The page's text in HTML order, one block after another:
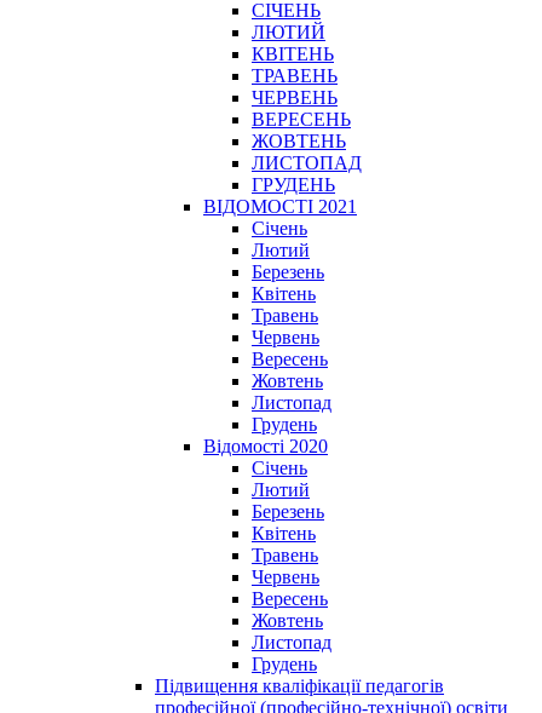
СІЧЕНЬ
ЛЮТИЙ
КВІТЕНЬ
ТРАВЕНЬ
ЧЕРВЕНЬ
ВЕРЕСЕНЬ
ЖОВТЕНЬ
ЛИСТОПАД
ГРУДЕНЬ
ВІДОМОСТІ 2021
Січень
Лютий
Березень
Квітень
Травень
Червень
Вересень
Жовтень
Листопад
Грудень
Відомості 2020
Січень
Лютий
Березень
Квітень
Травень
Червень
Вересень
Жовтень
Листопад
Грудень
Підвищення кваліфікації педагогів
професійної (професійно-технічної) освіти